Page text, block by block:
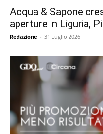
Acqua & Sapone
aperture in Liguria,
Redazione - 31 Luglio 2026